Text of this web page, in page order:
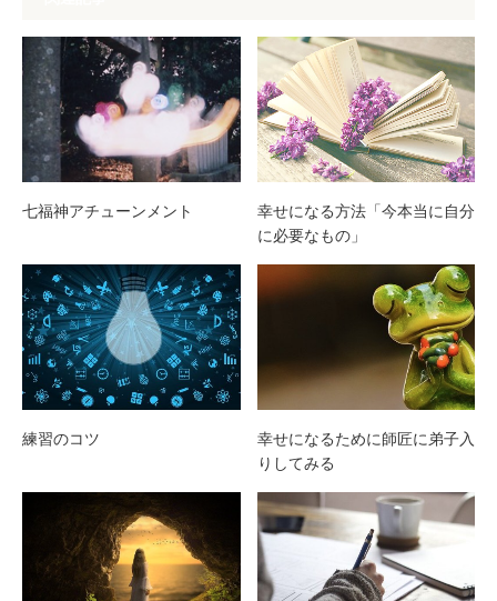
七福神アチューンメント
幸せになる方法「今本当に自分
に必要なもの」
練習のコツ
幸せになるために師匠に弟子入
りしてみる